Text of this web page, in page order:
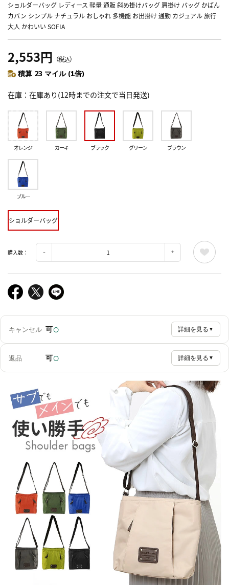
ショルダーバッグ レディース 軽量 通販 斜め掛けバッグ 肩掛け バッグ かばん
カバン シンプル ナチュラル おしゃれ 多機能 お出掛け 通勤 カジュアル 旅行
大人 かわいい SOFIA
2,553円 （税込）
積算 23 マイル (1倍)
在庫 在庫あり(12時までの注文で当日発送)
オレンジ カーキ ブラック グリーン ブラウン
ブルー
ショルダーバッグ
購入数：
キャンセル 可○ 詳細を見る ▼
返品 可○ 詳細を見る ▼